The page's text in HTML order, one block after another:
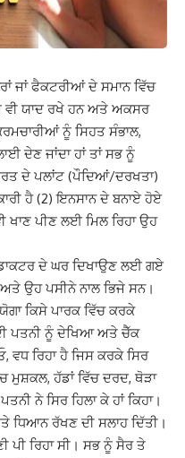
ਜਾਂ ਫੈਕਟਰੀਆਂ ਦੇ ਸਮਾਨ ਵਿੱਚ
ਯਾਦ ਰਖੇ ਹਨ ਅਤੇ ਅਕਸਰ
ਨੂੰ ਸਿਹਤ ਸੰਭਾਲ,
ਦੇਣ ਜਾਂਦਾ ਹਾਂ ਤਾਂ ਸਭ ਨੂੰ
ਦੇ ਪਲਾਂਟ (ਪੌਦਿਆਂ/ਦਰਖਤਾ)
ਹੈ (2)ਇਨਸਾਨ ਦੇ ਬਨਾਏ ਹੋਏ
ਖਾਣ ਪੀਣ ਲਈ ਮਿਲ ਰਿਹਾ ਉਹ
ਦੇ ਘਰ ਦਿਖਾਉਣ ਲਈ ਗਏ
ਅਤੇ ਉਹ ਪਸੀਨੇ ਨਾਲ ਭਿਜੇ ਸਨ।
ਕਿਸੇ ਪਾਰਕ ਵਿੱਚ ਕਰਕੇ
ਪਤਨੀ ਨੂੰ ਦੇਖਿਆ ਅਤੇ ਚੈੱਕ
, ਵਧ ਰਿਹਾ ਹੈ ਜਿਸ ਕਰਕੇ ਸਿਰ
ਮੁਸ਼ਕਲ, ਹੱਡਾਂ ਵਿੱਚ ਦਰਦ, ਥੋੜਾ
ਪਤਨੀ ਨੇ ਸਿਰ ਹਿਲਾ ਕੇ ਹਾਂ ਕਿਹਾ।
ਧਿਆਨ ਰੱਖਣ ਦੀ ਸਲਾਹ ਦਿੱਤੀ।
ਪੀ ਰਿਹਾ ਸੀ। ਸਭ ਨੂੰ ਸੈਰ ਤੇ